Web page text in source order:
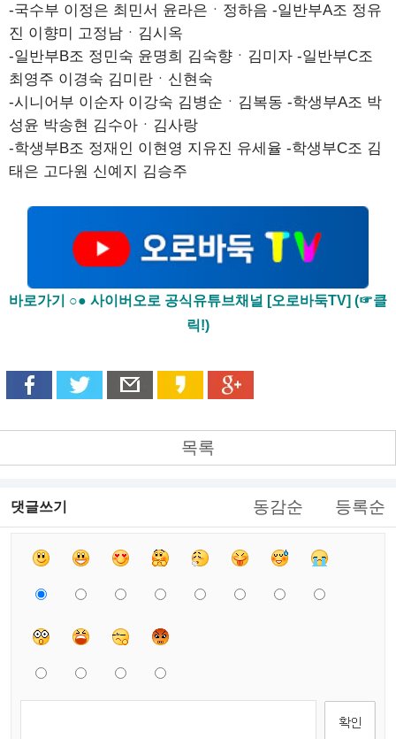
-국수부 이정은 최민서 윤라은ㆍ정하음 -일반부A조 정유
진 이향미 고정남ㆍ김시옥
-일반부B조 정민숙 윤명희 김숙향ㆍ김미자 -일반부C조
최영주 이경숙 김미란ㆍ신현숙
-시니어부 이순자 이강숙 김병순ㆍ김복동 -학생부A조 박
성윤 박송현 김수아ㆍ김사랑
-학생부B조 정재인 이현영 지유진 유세율 -학생부C조 김
태은 고다원 신예지 김승주
바로가기 ○● 사이버오로 공식유튜브채널 [오로바둑TV] (☞클
릭!)
목록
댓글쓰기 동감순 등록순